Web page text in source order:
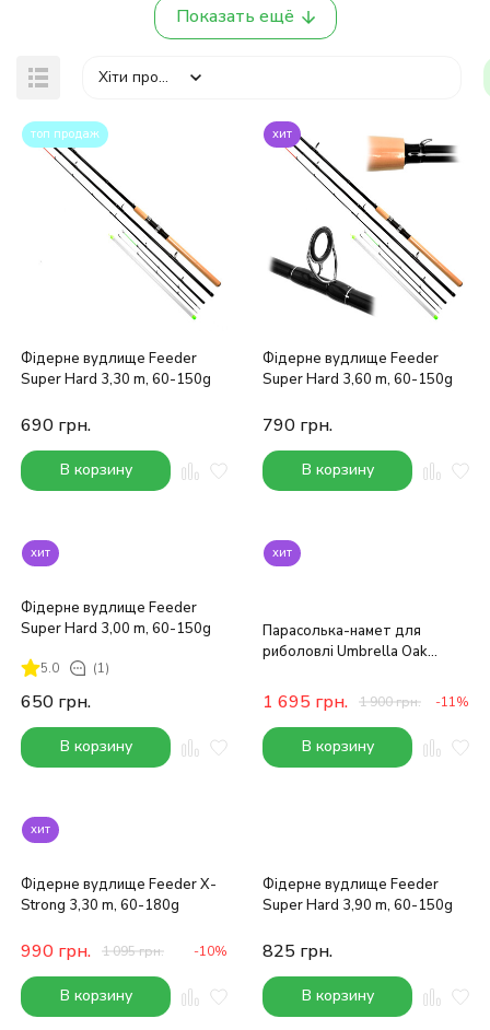
Показать ещё
Хіти продажів
топ продаж
Фідерне вудлище Feeder
Super Hard 3,30 m, 60-150g
690 грн.
В корзину
хит
Фідерне вудлище Feeder
Super Hard 3,60 m, 60-150g
790 грн.
В корзину
хит
Фідерне вудлище Feeder
Super Hard 3,00 m, 60-150g
5.0 (1)
650 грн.
В корзину
хит
Парасолька-намет для
риболовлі Umbrella Oak
1 695 грн. 1 900грн. -11%
В корзину
хит
Фідерне вудлище Feeder X-
Strong 3,30 m, 60-180g
990 грн. 1 095грн. -10%
В корзину
Фідерне вудлище Feeder
Super Hard 3,90 m, 60-150g
825 грн.
В корзину